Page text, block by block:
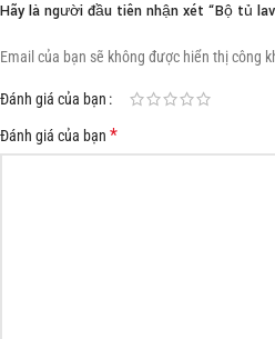
Hãy là người đầu tiên nhận xét “Bộ tủ
Email của bạn sẽ không được hiển thị công
Đánh giá của bạn
Đánh giá của bạn *